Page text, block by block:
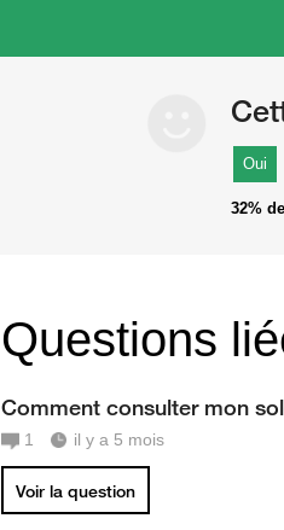
Oui
32%
Questions
Comment consulter mon
1 il y a 5 mois
Voir la question